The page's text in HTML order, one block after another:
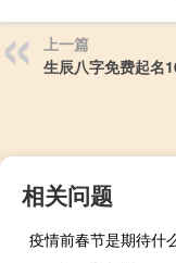
上一篇
生辰八字免费起名
相关问题
疫情前春节是期待什